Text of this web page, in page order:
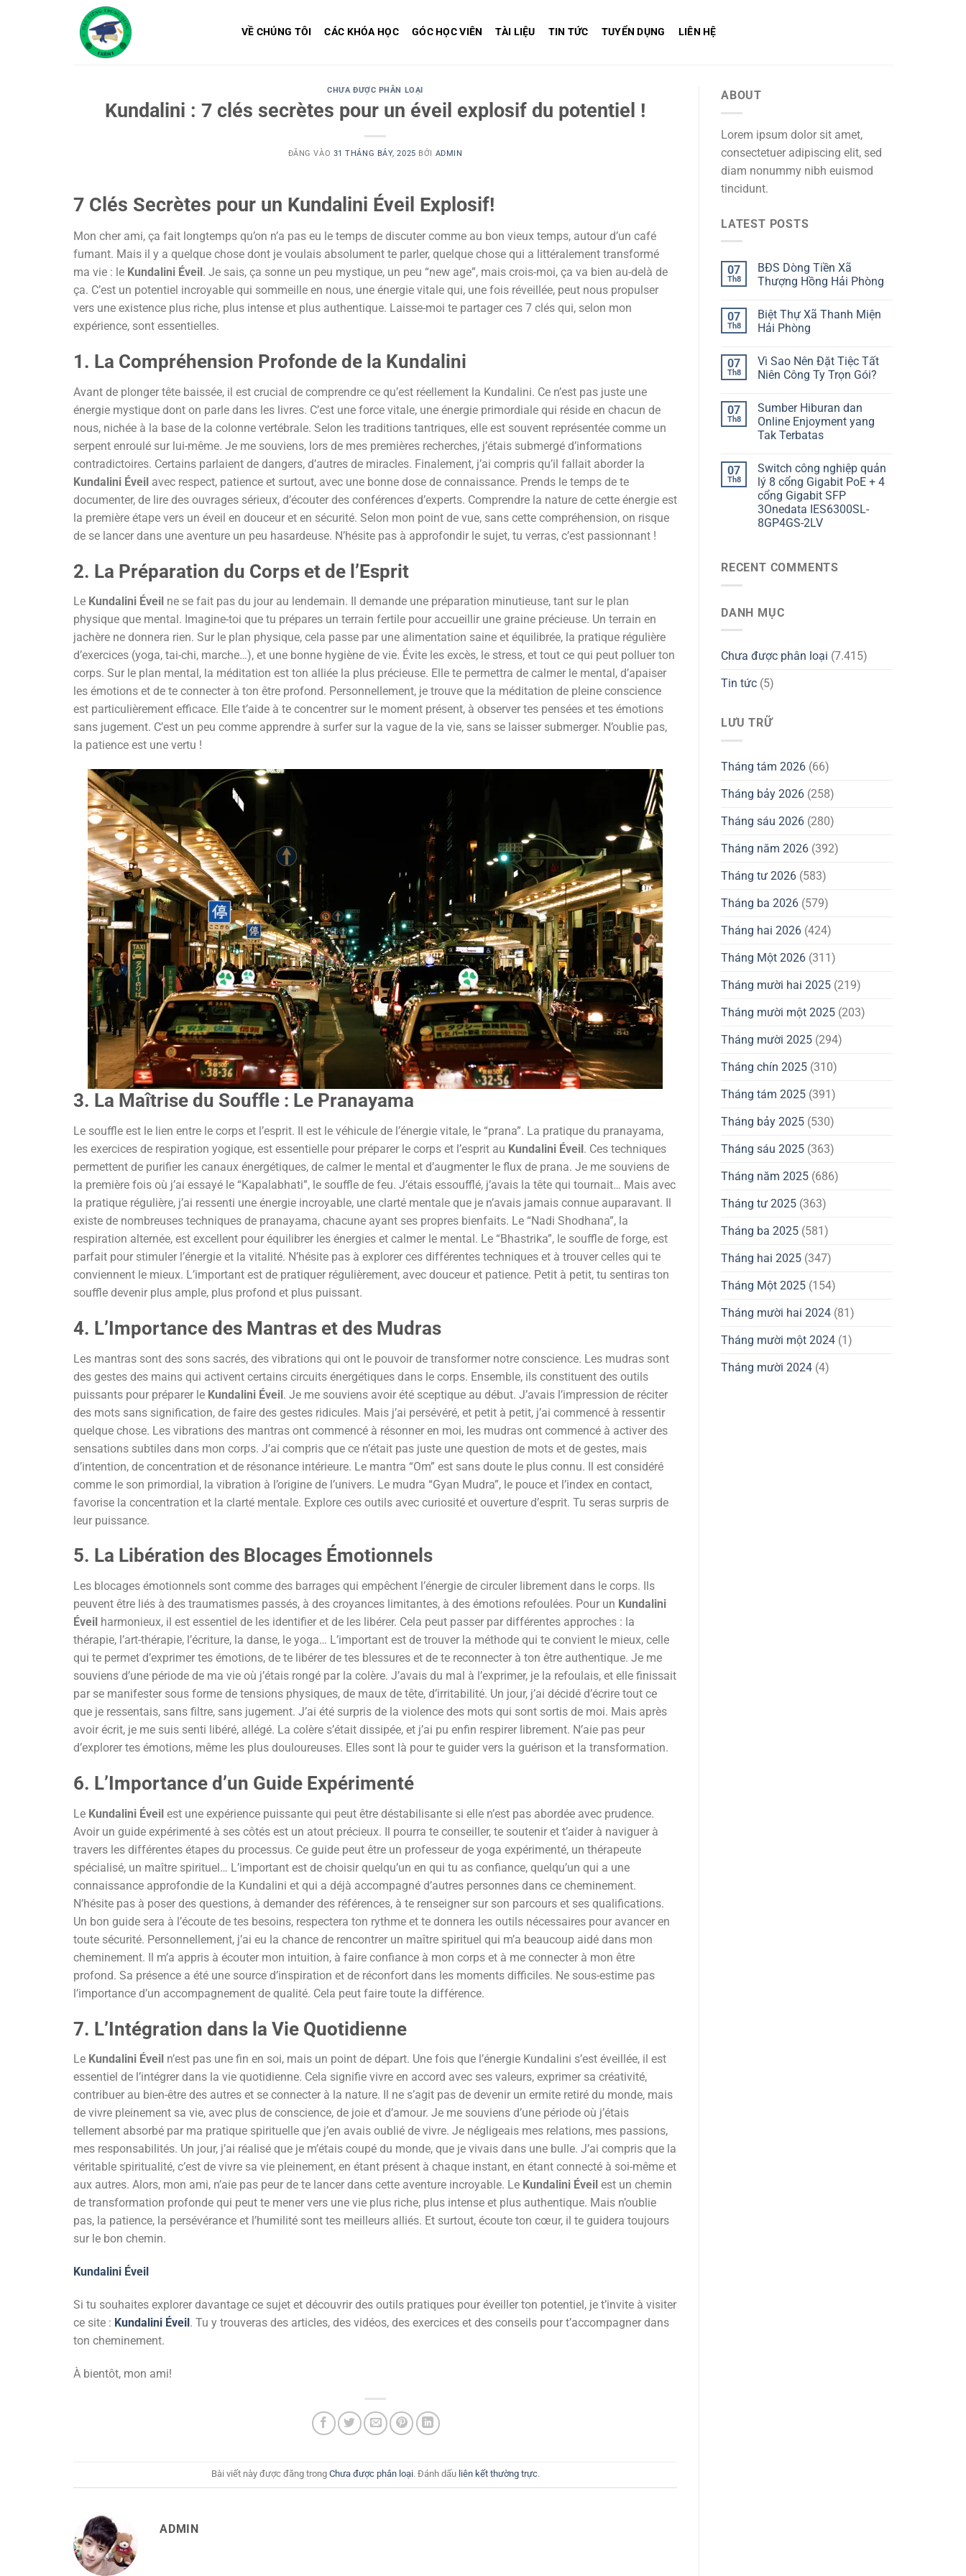
VỀ CHÚNG TÔI CÁC KHÓA HỌC GÓC HỌC VIÊN TÀI LIỆU TIN TỨC TUYỂN DỤNG LIÊN HỆ
CHƯA ĐƯỢC PHÂN LOẠI
Kundalini : 7 clés secrètes pour un éveil explosif du potentiel !
ĐĂNG VÀO 31 THÁNG BẢY, 2025 BỞI ADMIN
7 Clés Secrètes pour un Kundalini Éveil Explosif!
Mon cher ami, ça fait longtemps qu’on n’a pas eu le temps de discuter comme au bon vieux temps, autour d’un café
fumant. Mais il y a quelque chose dont je voulais absolument te parler, quelque chose qui a littéralement transformé
ma vie : le Kundalini Éveil . Je sais, ça sonne un peu mystique, un peu “new age”, mais crois-moi, ça va bien au-delà de
ça. C’est un potentiel incroyable qui sommeille en nous, une énergie vitale qui, une fois réveillée, peut nous propulser
vers une existence plus riche, plus intense et plus authentique. Laisse-moi te partager ces 7 clés qui, selon mon
expérience, sont essentielles.
1. La Compréhension Profonde de la Kundalini
Avant de plonger tête baissée, il est crucial de comprendre ce qu’est réellement la Kundalini. Ce n’est pas juste une
énergie mystique dont on parle dans les livres. C’est une force vitale, une énergie primordiale qui réside en chacun de
nous, nichée à la base de la colonne vertébrale. Selon les traditions tantriques, elle est souvent représentée comme un
serpent enroulé sur lui-même. Je me souviens, lors de mes premières recherches, j’étais submergé d’informations
contradictoires. Certains parlaient de dangers, d’autres de miracles. Finalement, j’ai compris qu’il fallait aborder la
Kundalini Éveil avec respect, patience et surtout, avec une bonne dose de connaissance. Prends le temps de te
documenter, de lire des ouvrages sérieux, d’écouter des conférences d’experts. Comprendre la nature de cette énergie est
la première étape vers un éveil en douceur et en sécurité. Selon mon point de vue, sans cette compréhension, on risque
de se lancer dans une aventure un peu hasardeuse. N’hésite pas à approfondir le sujet, tu verras, c’est passionnant !
2. La Préparation du Corps et de l’Esprit
Le Kundalini Éveil ne se fait pas du jour au lendemain. Il demande une préparation minutieuse, tant sur le plan
physique que mental. Imagine-toi que tu prépares un terrain fertile pour accueillir une graine précieuse. Un terrain en
jachère ne donnera rien. Sur le plan physique, cela passe par une alimentation saine et équilibrée, la pratique régulière
d’exercices (yoga, tai-chi, marche…), et une bonne hygiène de vie. Évite les excès, le stress, et tout ce qui peut polluer ton
corps. Sur le plan mental, la méditation est ton alliée la plus précieuse. Elle te permettra de calmer le mental, d’apaiser
les émotions et de te connecter à ton être profond. Personnellement, je trouve que la méditation de pleine conscience
est particulièrement efficace. Elle t’aide à te concentrer sur le moment présent, à observer tes pensées et tes émotions
sans jugement. C’est un peu comme apprendre à surfer sur la vague de la vie, sans se laisser submerger. N’oublie pas,
la patience est une vertu !
3. La Maîtrise du Souffle : Le Pranayama
Le souffle est le lien entre le corps et l’esprit. Il est le véhicule de l’énergie vitale, le “prana”. La pratique du pranayama,
les exercices de respiration yogique, est essentielle pour préparer le corps et l’esprit au Kundalini Éveil. Ces techniques
permettent de purifier les canaux énergétiques, de calmer le mental et d’augmenter le flux de prana. Je me souviens de
la première fois où j’ai essayé le “Kapalabhati”, le souffle de feu. J’étais essoufflé, j’avais la tête qui tournait… Mais avec
la pratique régulière, j’ai ressenti une énergie incroyable, une clarté mentale que je n’avais jamais connue auparavant. Il
existe de nombreuses techniques de pranayama, chacune ayant ses propres bienfaits. Le “Nadi Shodhana”, la
respiration alternée, est excellent pour équilibrer les énergies et calmer le mental. Le “Bhastrika”, le souffle de forge, est
parfait pour stimuler l’énergie et la vitalité. N’hésite pas à explorer ces différentes techniques et à trouver celles qui te
conviennent le mieux. L’important est de pratiquer régulièrement, avec douceur et patience. Petit à petit, tu sentiras ton
souffle devenir plus ample, plus profond et plus puissant.
4. L’Importance des Mantras et des Mudras
Les mantras sont des sons sacrés, des vibrations qui ont le pouvoir de transformer notre conscience. Les mudras sont
des gestes des mains qui activent certains circuits énergétiques dans le corps. Ensemble, ils constituent des outils
puissants pour préparer le Kundalini Éveil. Je me souviens avoir été sceptique au début. J’avais l’impression de réciter
des mots sans signification, de faire des gestes ridicules. Mais j’ai persévéré, et petit à petit, j’ai commencé à ressentir
quelque chose. Les vibrations des mantras ont commencé à résonner en moi, les mudras ont commencé à activer des
sensations subtiles dans mon corps. J’ai compris que ce n’était pas juste une question de mots et de gestes, mais
d’intention, de concentration et de résonance intérieure. Le mantra “Om” est sans doute le plus connu. Il est considéré
comme le son primordial, la vibration à l’origine de l’univers. Le mudra “Gyan Mudra”, le pouce et l’index en contact,
favorise la concentration et la clarté mentale. Explore ces outils avec curiosité et ouverture d’esprit. Tu seras surpris de
leur puissance.
5. La Libération des Blocages Émotionnels
Les blocages émotionnels sont comme des barrages qui empêchent l’énergie de circuler librement dans le corps. Ils
peuvent être liés à des traumatismes passés, à des croyances limitantes, à des émotions refoulées. Pour un Kundalini
Éveil harmonieux, il est essentiel de les identifier et de les libérer. Cela peut passer par différentes approches : la
thérapie, l’art-thérapie, l’écriture, la danse, le yoga… L’important est de trouver la méthode qui te convient le mieux, celle
qui te permet d’exprimer tes émotions, de te libérer de tes blessures et de te reconnecter à ton être authentique. Je me
souviens d’une période de ma vie où j’étais rongé par la colère. J’avais du mal à l’exprimer, je la refoulais, et elle finissait
par se manifester sous forme de tensions physiques, de maux de tête, d’irritabilité. Un jour, j’ai décidé d’écrire tout ce
que je ressentais, sans filtre, sans jugement. J’ai été surpris de la violence des mots qui sont sortis de moi. Mais après
avoir écrit, je me suis senti libéré, allégé. La colère s’était dissipée, et j’ai pu enfin respirer librement. N’aie pas peur
d’explorer tes émotions, même les plus douloureuses. Elles sont là pour te guider vers la guérison et la transformation.
6. L’Importance d’un Guide Expérimenté
Le Kundalini Éveil est une expérience puissante qui peut être déstabilisante si elle n’est pas abordée avec prudence.
Avoir un guide expérimenté à ses côtés est un atout précieux. Il pourra te conseiller, te soutenir et t’aider à naviguer à
travers les différentes étapes du processus. Ce guide peut être un professeur de yoga expérimenté, un thérapeute
spécialisé, un maître spirituel… L’important est de choisir quelqu’un en qui tu as confiance, quelqu’un qui a une
connaissance approfondie de la Kundalini et qui a déjà accompagné d’autres personnes dans ce cheminement.
N’hésite pas à poser des questions, à demander des références, à te renseigner sur son parcours et ses qualifications.
Un bon guide sera à l’écoute de tes besoins, respectera ton rythme et te donnera les outils nécessaires pour avancer en
toute sécurité. Personnellement, j’ai eu la chance de rencontrer un maître spirituel qui m’a beaucoup aidé dans mon
cheminement. Il m’a appris à écouter mon intuition, à faire confiance à mon corps et à me connecter à mon être
profond. Sa présence a été une source d’inspiration et de réconfort dans les moments difficiles. Ne sous-estime pas
l’importance d’un accompagnement de qualité. Cela peut faire toute la différence.
7. L’Intégration dans la Vie Quotidienne
Le Kundalini Éveil n’est pas une fin en soi, mais un point de départ. Une fois que l’énergie Kundalini s’est éveillée, il est
essentiel de l’intégrer dans la vie quotidienne. Cela signifie vivre en accord avec ses valeurs, exprimer sa créativité,
contribuer au bien-être des autres et se connecter à la nature. Il ne s’agit pas de devenir un ermite retiré du monde, mais
de vivre pleinement sa vie, avec plus de conscience, de joie et d’amour. Je me souviens d’une période où j’étais
tellement absorbé par ma pratique spirituelle que j’en avais oublié de vivre. Je négligeais mes relations, mes passions,
mes responsabilités. Un jour, j’ai réalisé que je m’étais coupé du monde, que je vivais dans une bulle. J’ai compris que la
véritable spiritualité, c’est de vivre sa vie pleinement, en étant présent à chaque instant, en étant connecté à soi-même et
aux autres. Alors, mon ami, n’aie pas peur de te lancer dans cette aventure incroyable. Le Kundalini Éveil est un chemin
de transformation profonde qui peut te mener vers une vie plus riche, plus intense et plus authentique. Mais n’oublie
pas, la patience, la persévérance et l’humilité sont tes meilleurs alliés. Et surtout, écoute ton cœur, il te guidera toujours
sur le bon chemin.
Kundalini Éveil
Si tu souhaites explorer davantage ce sujet et découvrir des outils pratiques pour éveiller ton potentiel, je t’invite à visiter
ce site : Kundalini Éveil. Tu y trouveras des articles, des vidéos, des exercices et des conseils pour t’accompagner dans
ton cheminement.
À bientôt, mon ami!
Bài viết này được đăng trong Chưa được phân loại. Đánh dấu liên kết thường trực.
ADMIN
ABOUT
Lorem ipsum dolor sit amet,
consectetuer adipiscing elit, sed
diam nonummy nibh euismod
tincidunt.
LATEST POSTS
07
Th8
BĐS Dòng Tiền Xã
Thượng Hồng Hải Phòng
07
Th8
Biệt Thự Xã Thanh Miện
Hải Phòng
07
Th8
Vì Sao Nên Đặt Tiệc Tất
Niên Công Ty Trọn Gói?
07
Th8
Sumber Hiburan dan
Online Enjoyment yang
Tak Terbatas
07
Th8
Switch công nghiệp quản
lý 8 cổng Gigabit PoE + 4
cổng Gigabit SFP
3Onedata IES6300SL-
8GP4GS-2LV
RECENT COMMENTS
DANH MỤC
Chưa được phân loại (7.415)
Tin tức (5)
LƯU TRỮ
Tháng tám 2026 (66)
Tháng bảy 2026 (258)
Tháng sáu 2026 (280)
Tháng năm 2026 (392)
Tháng tư 2026 (583)
Tháng ba 2026 (579)
Tháng hai 2026 (424)
Tháng Một 2026 (311)
Tháng mười hai 2025 (219)
Tháng mười một 2025 (203)
Tháng mười 2025 (294)
Tháng chín 2025 (310)
Tháng tám 2025 (391)
Tháng bảy 2025 (530)
Tháng sáu 2025 (363)
Tháng năm 2025 (686)
Tháng tư 2025 (363)
Tháng ba 2025 (581)
Tháng hai 2025 (347)
Tháng Một 2025 (154)
Tháng mười hai 2024 (81)
Tháng mười một 2024 (1)
Tháng mười 2024 (4)